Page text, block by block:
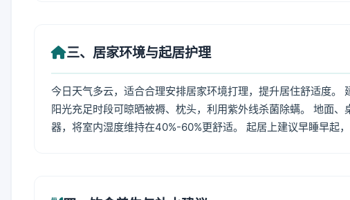
三、居家环境与起居护理
今日天气多云，适合合理安排居家环境打理，提升居住舒适度。
阳光充足时段可晾晒被褥、枕头，利用紫外线杀菌除螨。 地面
器，将室内湿度维持在40%-60%更舒适。 起居上建议早睡早起